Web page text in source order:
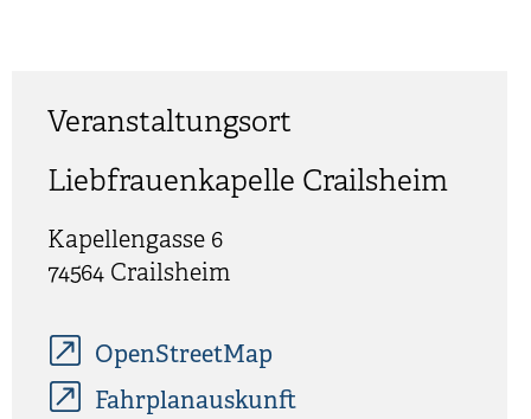
Veranstaltungsort
Liebfrauenkapelle Crailsheim
Kapellengasse 6
74564 Crailsheim
OpenStreetMap
Fahrplanauskunft